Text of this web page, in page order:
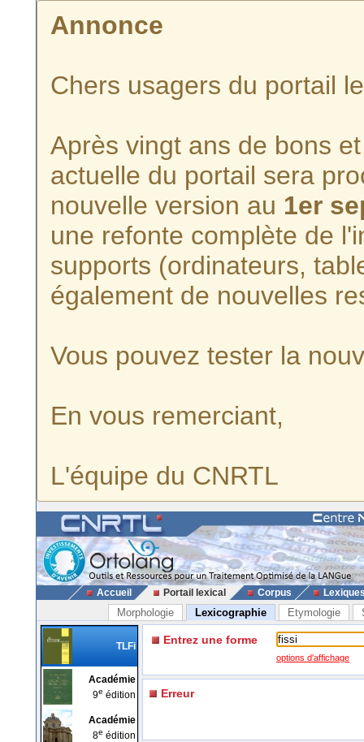
Annonce
Chers usagers du portail
Après vingt ans de bons
actuelle du portail sera
nouvelle version au 1er
une refonte complète de
supports (ordinateurs,
également de nouvelles
Vous pouvez tester la
En vous remerciant,
L'équipe du CNRTL
Accueil Portail lexical Corpus
Morphologie Lexicographie Etymologie
TLFi
Académie
9e édition
Académie
8e édition
Entrez une forme
options d'affichage
Erreur